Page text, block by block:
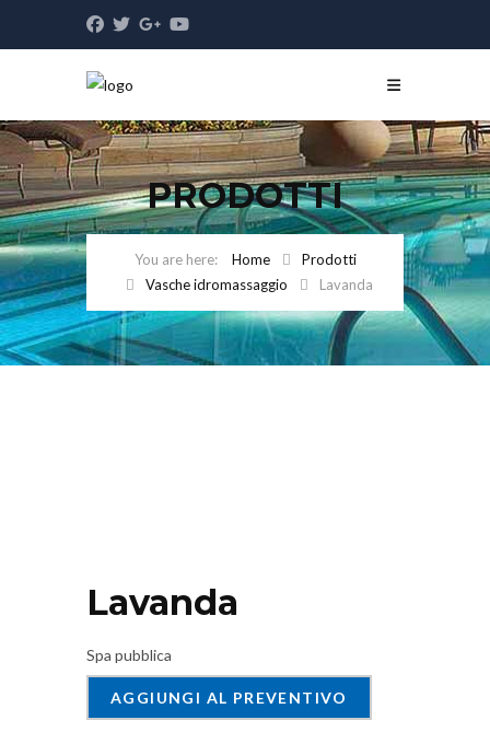
PRODOTTI
Home
Prodotti
Vasche idromassaggio
Lavanda
Lavanda
Spa pubblica
AGGIUNGI AL PREVENTIVO